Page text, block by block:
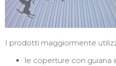
I prodotti maggiormente
le coperture con guiana